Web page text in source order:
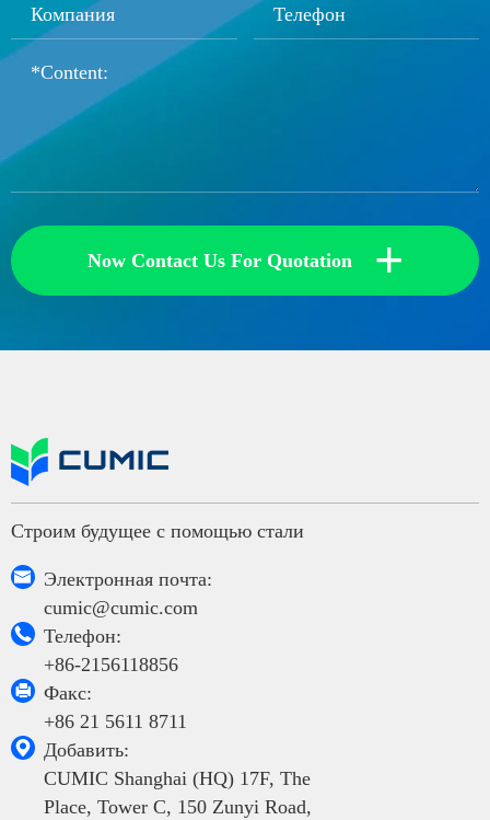
Now Contact Us For Quotation +
Строим будущее с помощью стали

Электронная почта:
cumic@cumic.com

Телефон:
+86-2156118856

Факс:
+86 21 5611 8711

Добавить:
CUMIC Shanghai (HQ) 17F, The
Place, Tower C, 150 Zunyi Road,